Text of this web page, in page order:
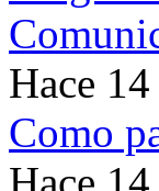
Hace 14
Como
Hace 14